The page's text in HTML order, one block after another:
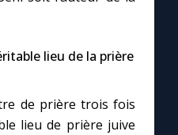
lieu de la prière
de prière trois fois
lieu de prière juive